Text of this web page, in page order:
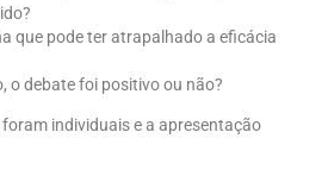
que pode ter atrapalhado a eficácia
o debate foi positivo ou não?
individuais e a apresentação